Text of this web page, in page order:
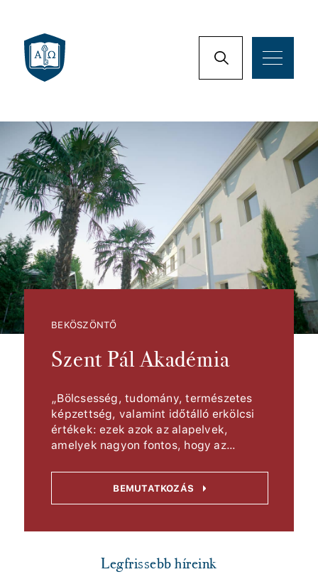
BEKÖSZÖNTŐ
Szent Pál Akadémia
„Bölcsesség, tudomány, természetes
képzettség, valamint időtálló erkölcsi
értékek: ezek azok az alapelvek,
amelyek nagyon fontos, hogy az
középpontba kerüljenek s az oktatási-
nevelési munkában integráltan
megjelenjenek.” (Németh Sándor)
BEMUTATKOZÁS
Legfrissebb híreink